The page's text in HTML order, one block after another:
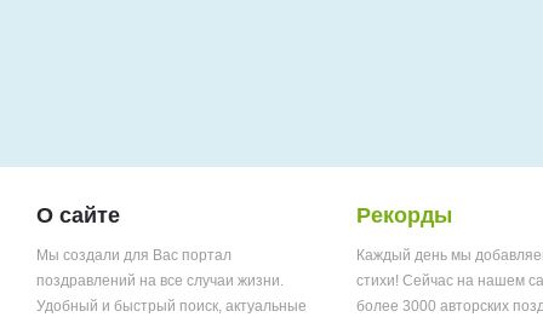
О сайте
Мы создали для Вас портал
поздравлений на все случаи жизни.
Удобный и быстрый поиск, актуальные
Рекорды
Каждый день мы
стихи! Сейчас на нашем
более 3000 авторских